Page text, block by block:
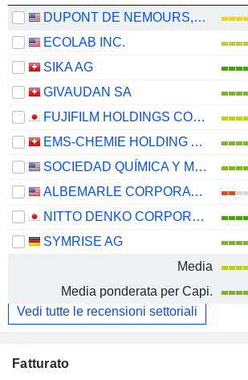
DUPONT DE NEMOURS, INC.
ECOLAB INC.
SIKA AG
GIVAUDAN SA
FUJIFILM HOLDINGS CORPORATION
EMS-CHEMIE HOLDING AG
SOCIEDAD QUÍMICA Y MINERA DE CHILE S.A.
ALBEMARLE CORPORATION
NITTO DENKO CORPORATION
SYMRISE AG
Media
Media ponderata per Capi.
Vedi tutte le recensioni settoriali
Fatturato